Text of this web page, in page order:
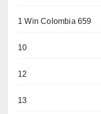
1 Win Colombia 659
10
12
13